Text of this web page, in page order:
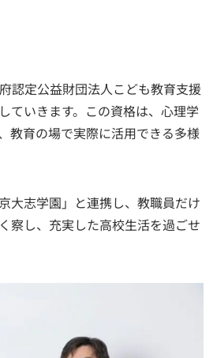
認定公益財団法人こども教育支援
ていきます。この資格は、心理学
教育の場で実際に活用できる多様
大志学園」と連携し、教職員だけ
察し、充実した高校生活を過ごせ